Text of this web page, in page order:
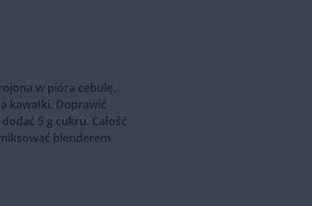
w pióra cebulę.
kawałki. Doprawić
5 g cukru. Całość
blenderem